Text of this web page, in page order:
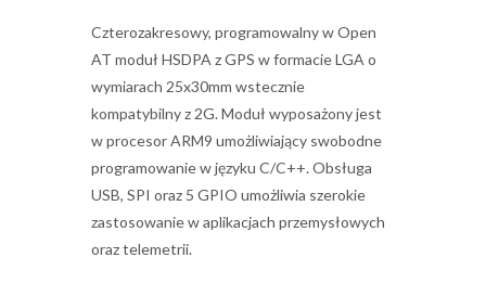
Czterozakresowy, programowalny w Open
AT moduł HSDPA z GPS w formacie LGA o
wymiarach 25x30mm wstecznie
kompatybilny z 2G. Moduł wyposażony jest
w procesor ARM9 umożliwiający swobodne
programowanie w języku C/C++. Obsługa
USB, SPI oraz 5 GPIO umożliwia szerokie
zastosowanie w aplikacjach przemysłowych
oraz telemetrii.